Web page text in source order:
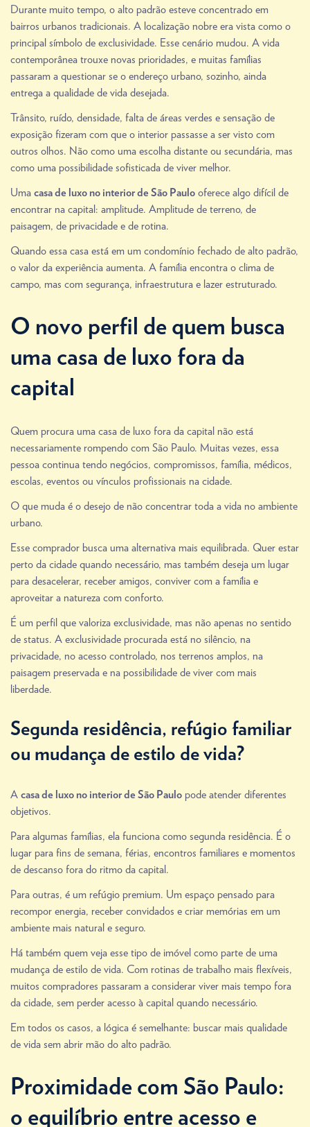
Durante muito tempo, o alto padrão esteve concentrado em
bairros urbanos tradicionais. A localização nobre era vista como o
principal símbolo de exclusividade. Esse cenário mudou. A vida
contemporânea trouxe novas prioridades, e muitas famílias
passaram a questionar se o endereço urbano, sozinho, ainda
entrega a qualidade de vida desejada.
Trânsito, ruído, densidade, falta de áreas verdes e sensação de
exposição fizeram com que o interior passasse a ser visto com
outros olhos. Não como uma escolha distante ou secundária, mas
como uma possibilidade sofisticada de viver melhor.
Uma casa de luxo no interior de São Paulo oferece algo difícil de
encontrar na capital: amplitude. Amplitude de terreno, de
paisagem, de privacidade e de rotina.
Quando essa casa está em um condomínio fechado de alto padrão,
o valor da experiência aumenta. A família encontra o clima de
campo, mas com segurança, infraestrutura e lazer estruturado.
O novo perfil de quem busca
uma casa de luxo fora da
capital
Quem procura uma casa de luxo fora da capital não está
necessariamente rompendo com São Paulo. Muitas vezes, essa
pessoa continua tendo negócios, compromissos, família, médicos,
escolas, eventos ou vínculos profissionais na cidade.
O que muda é o desejo de não concentrar toda a vida no ambiente
urbano.
Esse comprador busca uma alternativa mais equilibrada. Quer estar
perto da cidade quando necessário, mas também deseja um lugar
para desacelerar, receber amigos, conviver com a família e
aproveitar a natureza com conforto.
É um perfil que valoriza exclusividade, mas não apenas no sentido
de status. A exclusividade procurada está no silêncio, na
privacidade, no acesso controlado, nos terrenos amplos, na
paisagem preservada e na possibilidade de viver com mais
liberdade.
Segunda residência, refúgio familiar
ou mudança de estilo de vida?
A casa de luxo no interior de São Paulo pode atender diferentes
objetivos.
Para algumas famílias, ela funciona como segunda residência. É o
lugar para fins de semana, férias, encontros familiares e momentos
de descanso fora do ritmo da capital.
Para outras, é um refúgio premium. Um espaço pensado para
recompor energia, receber convidados e criar memórias em um
ambiente mais natural e seguro.
Há também quem veja esse tipo de imóvel como parte de uma
mudança de estilo de vida. Com rotinas de trabalho mais flexíveis,
muitos compradores passaram a considerar viver mais tempo fora
da cidade, sem perder acesso à capital quando necessário.
Em todos os casos, a lógica é semelhante: buscar mais qualidade
de vida sem abrir mão do alto padrão.
Proximidade com São Paulo:
o equilíbrio entre acesso e